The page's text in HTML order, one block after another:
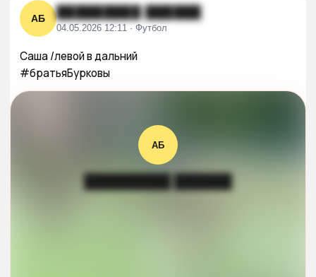
АБ █████████ ██████
04.05.2026 12:11 · Футбол
Саша /левой в дальний
#братьяБурковы
АБ
█████████ ██████